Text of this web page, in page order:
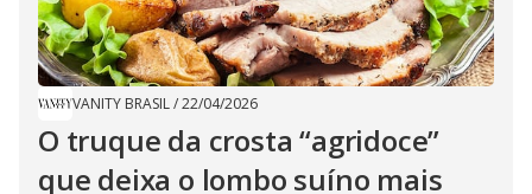
VANITY BRASIL/22/04/2026
O truque da crosta “agridoce”
que deixa o lombo suíno mais